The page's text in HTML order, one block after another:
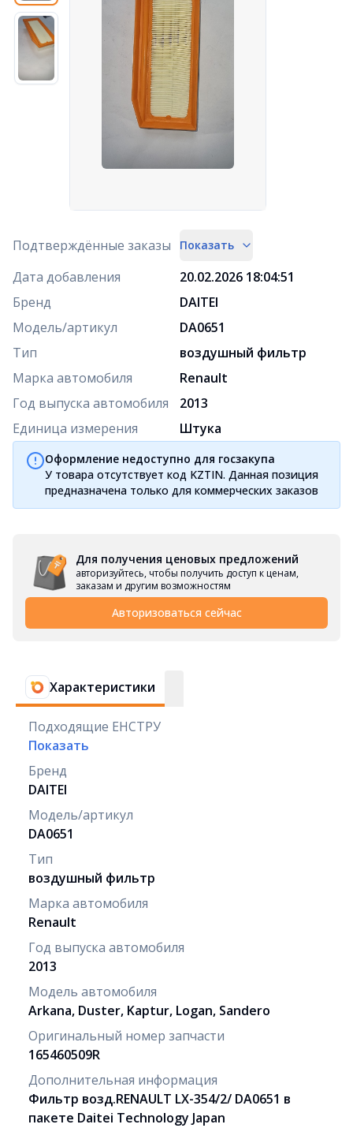
Подтверждённые заказы Показать
Дата добавления
20.02.2026 18:04:51
Бренд
DAITEI
Модель/артикул
DA0651
Тип
воздушный фильтр
Марка автомобиля
Renault
Год выпуска автомобиля
2013
Единица измерения
Штука
Оформление недоступно для госзакупа
У товара отсутствует код KZTIN. Данная позиция
предназначена только для коммерческих заказов
Для получения ценовых предложений
авторизуйтесь, чтобы получить доступ к ценам,
заказам и другим возможностям
Авторизоваться сейчас
Характеристики
Подходящие ЕНСТРУ
Показать
Бренд
DAITEI
Модель/артикул
DA0651
Тип
воздушный фильтр
Марка автомобиля
Renault
Год выпуска автомобиля
2013
Модель автомобиля
Arkana, Duster, Kaptur, Logan, Sandero
Оригинальный номер запчасти
165460509R
Дополнительная информация
Фильтр возд.RENAULT LX-354/2/ DA0651 в
пакете Daitei Technology Japan